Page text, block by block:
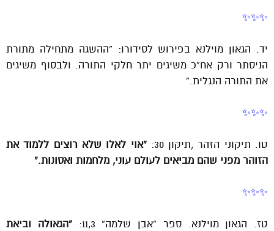
✨✨✨
יד. הגאון מוילנא בפירוש לסידורו: “ההשגה מתחילה מתורת
הניסתר ורק אח”כ משיגים יתר חלקי התורה. ולבסוף משיגים
את התורה הנגלית.”
✨✨✨
טו. תיקוני הזהר ,תיקון 30:
“אוי לאלו שלא רוצים ללמוד את
הזוהר מפני שהם מביאים לעולם עוני, מלחמות ואסונות.”
✨✨✨
טז. הגאון מוילנא. ספר “אבן שלמה” 11,3:
“הגאולה וביאת